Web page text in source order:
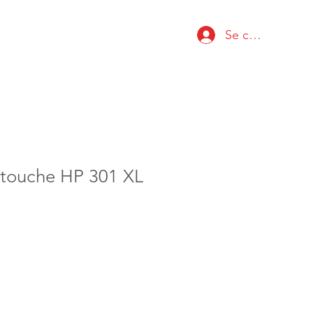
Se connecter
HP 301 XL